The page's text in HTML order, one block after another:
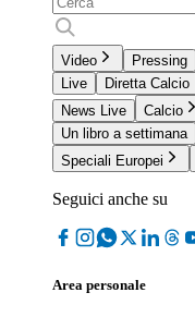
Video Pressing
Live
Diretta Calcio
News Live
Calcio
Un libro a settimana
Speciali Europei
Seguici anche su
Area personale